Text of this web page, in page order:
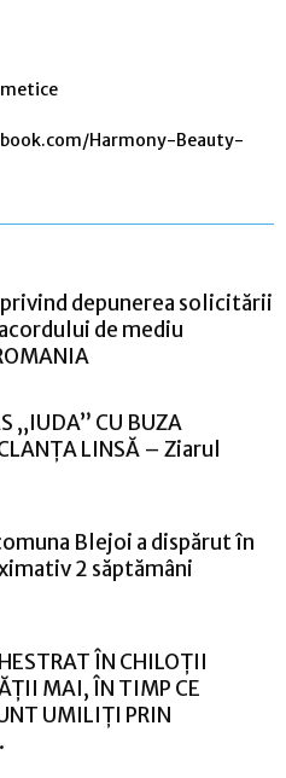
Harmony-Beauty-
depunerea solicitării
de mediu
„IUDA” CU BUZA
LINSĂ – Ziarul
Blejoi a dispărut în
2 săptămâni
ÎN CHILOȚII
MAI, ÎN TIMP CE
UMILIȚI PRIN